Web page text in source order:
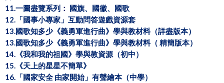
11.一圖盡覽系列： 國旗、國徽、國歌
12.「國事小專家」互動問答遊戲資源套
13.國歌知多少《義勇軍進行曲》學與教材料（詳盡版本）
13.國歌知多少《義勇軍進行曲》學與教材料（ 精簡版本）
14.《我和我的祖國》學與教資源（初中）
15.《天上的星星不簡單》
16.「國家安全 由家開始」有聲繪本（中學）